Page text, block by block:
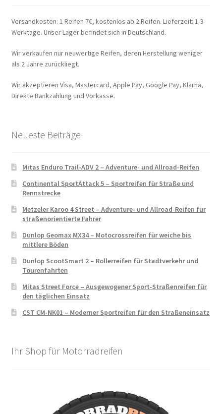
Versandkosten: 1 Reifen 7€, kostenlos ab 2 Reifen. Lieferzeit: 1-3
Werktage. Unser Lager befindet sich in Deutschland.
Wir verkaufen nur neuwertige Reifen, deren Herstellung weniger
als 2 Jahre zurückliegt.
Wir akzeptieren Visa, Mastercard, Apple Pay, Google Pay, Klarna,
Direkte Bankzahlung und Vorkasse.
Neueste Beiträge
Mitas Enduro Trail-ADV 2 – Adventure- und Allroad-Reifen
Continental SportAttack 5 – Sportreifen für Straße und
Rennstrecke
Metzeler Karoo 4 Street – Adventure- und Allroad-Reifen für
straßenorientierte Fahrer
Dunlop Geomax MX34 – Motocrossreifen für weiche bis
mittlere Böden
Dunlop ScootSmart 2 – Rollerreifen für Stadtverkehr und
Tourenfahrten
Mitas Street Force – Ausgewogener Sport-Straßenreifen für
den täglichen Einsatz
CST CM-NK01 – Moderner Sportreifen für den Straßeneinsatz
Ihr Shop für Motorradreifen